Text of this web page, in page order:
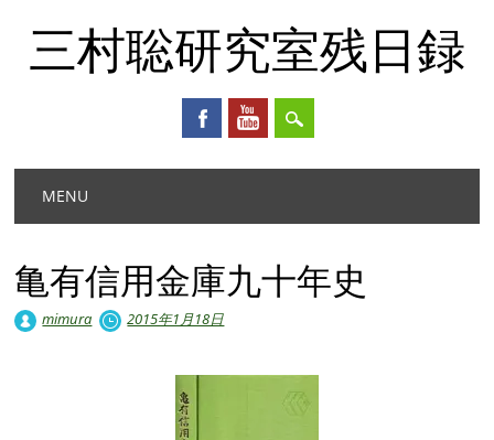
三村聡研究室残日録
Main menu
MENU
亀有信用金庫九十年史
mimura 2015年1月18日